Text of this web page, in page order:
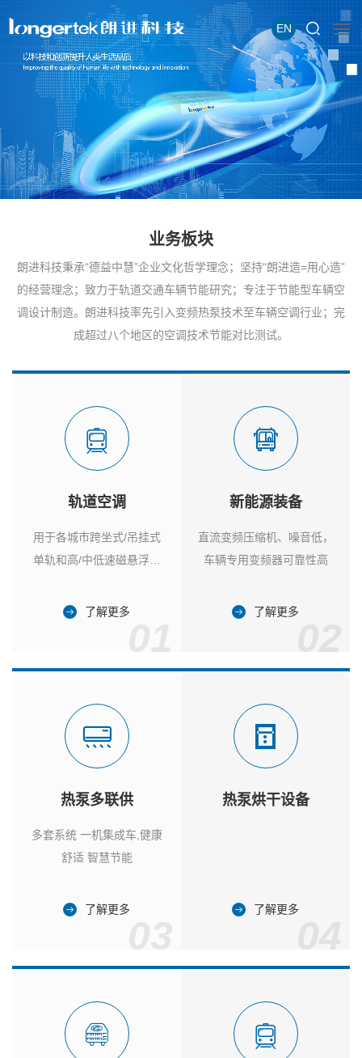
EN
业务板块
朗进科技秉承“德益中慧”企业文化哲学理念；坚持“朗进造=用心造”
的经营理念；致力于轨道交通车辆节能研究；专注于节能型车辆空
调设计制造。朗进科技率先引入变频热泵技术至车辆空调行业；完
成超过八个地区的空调技术节能对比测试。
轨道空调
用于各城市跨坐式/吊挂式
单轨和高/中低速磁悬浮列
了解更多
新能源装备
直流变频压缩机、噪音低，
车辆专用变频器可靠性高
了解更多
热泵多联供
多套系统 一机集成车,健康
舒适 智慧节能
了解更多
热泵烘干设备
了解更多